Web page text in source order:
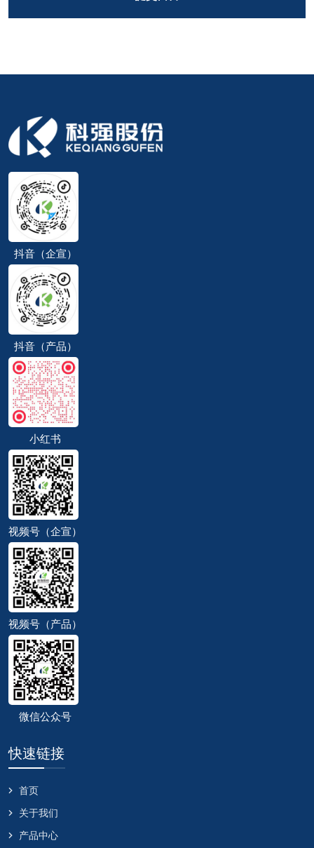
抖音（企宣）
抖音（产品）
小红书
视频号（企宣）
视频号（产品）
微信公众号
快速链接
首页
关于我们
产品中心